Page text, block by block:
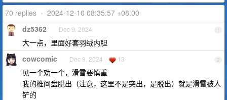
70 replies • 2024-12-10 08:35:57 +08:00
1
dz5362 Dec 9, 2024
大一点，里面好套羽绒内胆
2
cowcomic Dec 9, 2024 13
见一个劝一个，滑雪要慎重
我的椎间盘脱出（注意，这里不是突出，是脱出）就是滑雪被人
铲的